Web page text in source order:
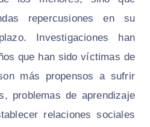
repercusiones en su
Investigaciones han
que han sido víctimas de
más propensos a sufrir
problemas de aprendizaje
relaciones sociales